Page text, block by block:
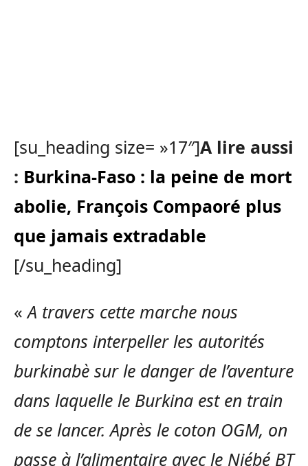
[su_heading size= »17″]A lire aussi
: Burkina-Faso : la peine de mort
abolie, François Compaoré plus
que jamais extradable
[/su_heading]
«A travers cette marche nous
comptons interpeller les autorités
burkinabè sur le danger de l’aventure
dans laquelle le Burkina est en train
de se lancer. Après le coton OGM, on
passe à l’alimentaire avec le Niébé BT